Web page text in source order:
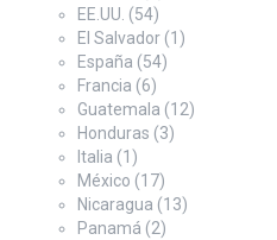
EE.UU. (54)
El Salvador (1)
España (54)
Francia (6)
Guatemala (12)
Honduras (3)
Italia (1)
México (17)
Nicaragua (13)
Panamá (2)